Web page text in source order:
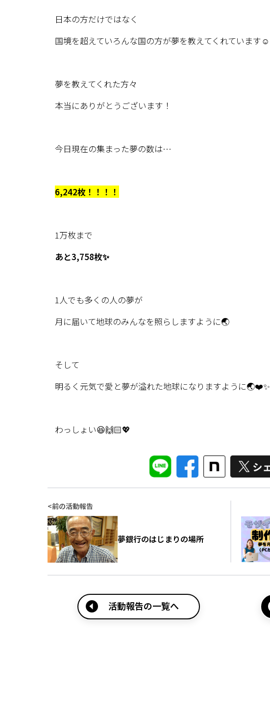
日本の方だけではなく
国境を超えていろんな国の方が夢を教えてくれています☺️
夢を教えてくれた方々
本当にありがとうございます！
今日現在の集まった夢の数は…
6,242枚！！！！
1万枚まで
あと3,758枚✨
1人でも多くの人の夢が
月に届いて地球のみんなを照らしますように🌏
そして
明るく元気で愛と夢が溢れた地球になりますように🌏❤️✨
わっしょい😆🙌🏻💖
<前の活動報告
夢銀行のはじまりの場所
活動報告の一覧へ